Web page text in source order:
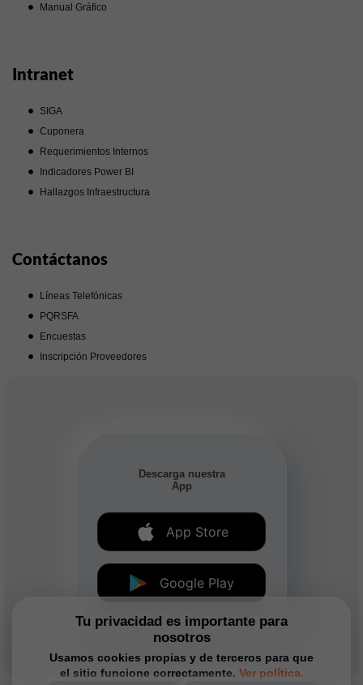
Tu privacidad es importante para
nosotros
Usamos cookies propias y de terceros para que
el sitio funcione correctamente. Ver política.
Manual Gráfico
Intranet
SIGA
Cuponera
Requerimientos Internos
Indicadores Power BI
Hallazgos Infraestructura
Contáctanos
Líneas Telefónicas
PQRSFA
Encuestas
Inscripción Proveedores
Descarga nuestra
App
App Store
Google Play